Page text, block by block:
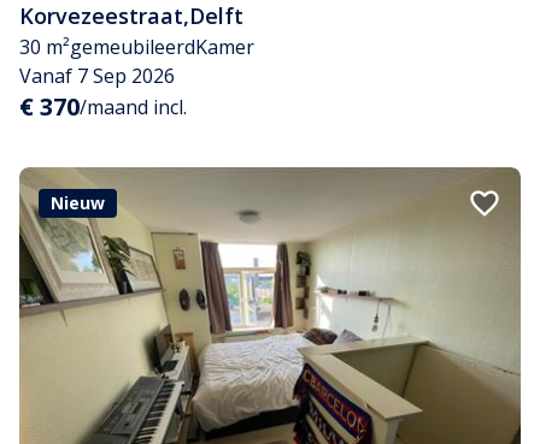
Korvezeestraat,Delft
30 m²gemeubileerdKamer
Vanaf 7 Sep 2026
€ 370/maand incl.
Nieuw